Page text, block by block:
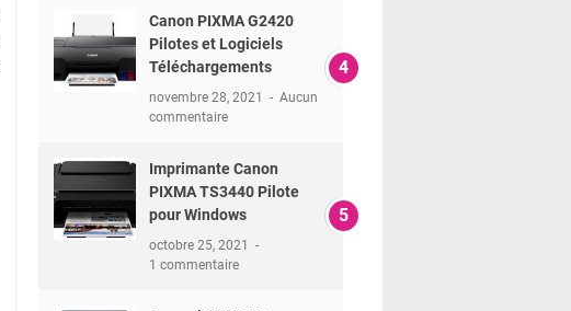
Canon PIXMA G2420
Pilotes et Logiciels
Téléchargements
novembre 28, 2021
Aucun
commentaire
Imprimante Canon
PIXMA TS3440 Pilote
pour Windows
octobre 25, 2021
1 commentaire